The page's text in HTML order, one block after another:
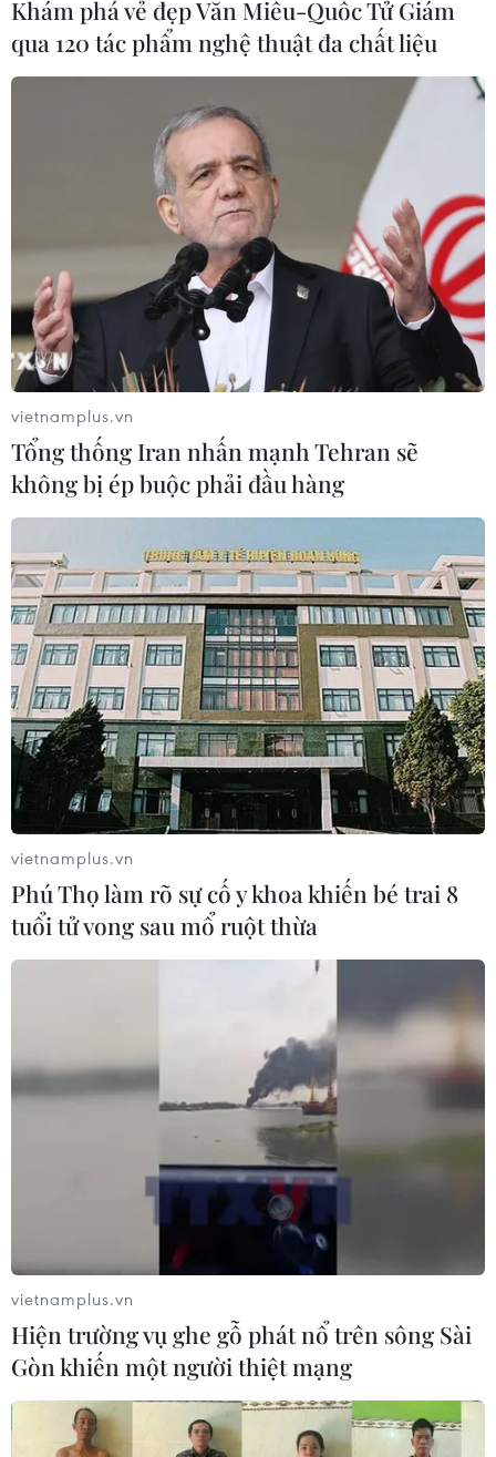
lực lượng phản ứng nhanh bán quân sự (RSF), bắt đầu
từ ngày 22/5.
Khám phá vẻ đẹp Văn Miếu-Quốc Tử Giám
qua 120 tác phẩm nghệ thuật đa chất liệu
vietnamplus.vn
Tổng thống Iran nhấn mạnh Tehran sẽ
không bị ép buộc phải đầu hàng
vietnamplus.vn
Phú Thọ làm rõ sự cố y khoa khiến bé trai 8
tuổi tử vong sau mổ ruột thừa
vietnamplus.vn
Hiện trường vụ ghe gỗ phát nổ trên sông Sài
Gòn khiến một người thiệt mạng